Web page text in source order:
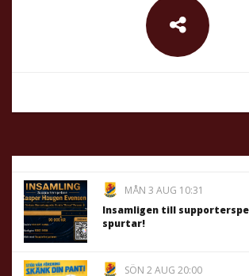
MÅN 3 AUG 10:31
Insamligen till
spurtar!
SÖN 2 AUG 20:00